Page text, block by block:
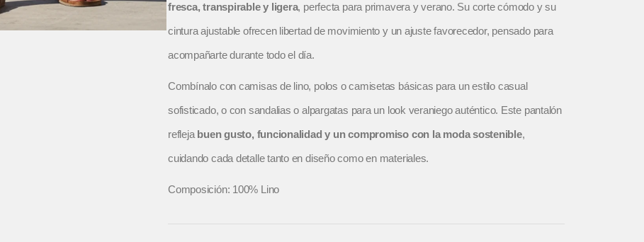
fresca, transpirable y ligera, perfecta para primavera y verano. Su corte cómodo y su
cintura ajustable ofrecen libertad de movimiento y un ajuste favorecedor, pensado para
acompañarte durante todo el día.
Combínalo con camisas de lino, polos o camisetas básicas para un estilo casual
sofisticado, o con sandalias o alpargatas para un look veraniego auténtico. Este pantalón
refleja buen gusto, funcionalidad y un compromiso con la moda sostenible,
cuidando cada detalle tanto en diseño como en materiales.
Composición: 100% Lino